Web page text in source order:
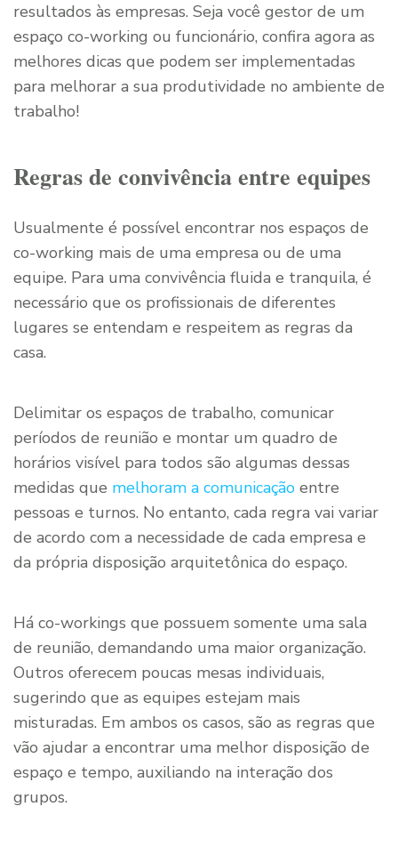
resultados às empresas. Seja você gestor de um
espaço co-working ou funcionário, confira agora as
melhores dicas que podem ser implementadas
para melhorar a sua produtividade no ambiente de
trabalho!
Regras de convivência entre equipes
Usualmente é possível encontrar nos espaços de
co-working mais de uma empresa ou de uma
equipe. Para uma convivência fluida e tranquila, é
necessário que os profissionais de diferentes
lugares se entendam e respeitem as regras da
casa.
Delimitar os espaços de trabalho, comunicar
períodos de reunião e montar um quadro de
horários visível para todos são algumas dessas
medidas que melhoram a comunicação entre
pessoas e turnos. No entanto, cada regra vai variar
de acordo com a necessidade de cada empresa e
da própria disposição arquitetônica do espaço.
Há co-workings que possuem somente uma sala
de reunião, demandando uma maior organização.
Outros oferecem poucas mesas individuais,
sugerindo que as equipes estejam mais
misturadas. Em ambos os casos, são as regras que
vão ajudar a encontrar uma melhor disposição de
espaço e tempo, auxiliando na interação dos
grupos.